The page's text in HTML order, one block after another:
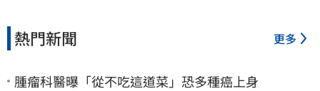
熱門新聞 更多
腫瘤科醫曝「從不吃這道菜」恐多種癌上身